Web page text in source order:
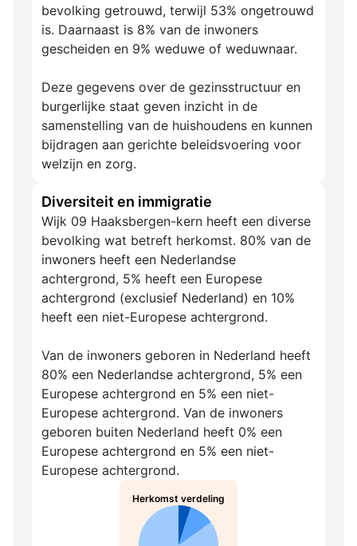
bevolking getrouwd, terwijl 53% ongetrouwd
is. Daarnaast is 8% van de inwoners
gescheiden en 9% weduwe of weduwnaar.
Deze gegevens over de gezinsstructuur en
burgerlijke staat geven inzicht in de
samenstelling van de huishoudens en kunnen
bijdragen aan gerichte beleidsvoering voor
welzijn en zorg.
Diversiteit en immigratie
Wijk 09 Haaksbergen-kern heeft een diverse
bevolking wat betreft herkomst. 80% van de
inwoners heeft een Nederlandse
achtergrond, 5% heeft een Europese
achtergrond (exclusief Nederland) en 10%
heeft een niet-Europese achtergrond.
Van de inwoners geboren in Nederland heeft
80% een Nederlandse achtergrond, 5% een
Europese achtergrond en 5% een niet-
Europese achtergrond. Van de inwoners
geboren buiten Nederland heeft 0% een
Europese achtergrond en 5% een niet-
Europese achtergrond.
Herkomst verdeling